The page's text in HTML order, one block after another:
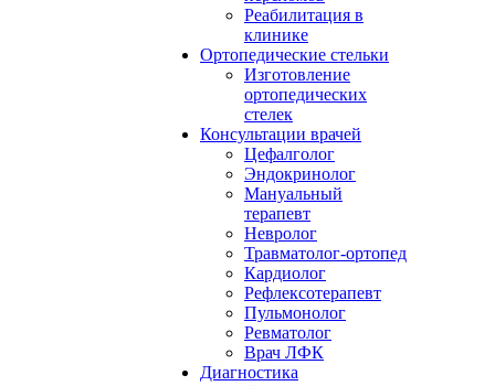
Реабилитация в
клинике
Ортопедические стельки
Изготовление
ортопедических
стелек
Консультации врачей
Цефалголог
Эндокринолог
Мануальный
терапевт
Невролог
Травматолог-ортопед
Кардиолог
Рефлексотерапевт
Пульмонолог
Ревматолог
Врач ЛФК
Диагностика